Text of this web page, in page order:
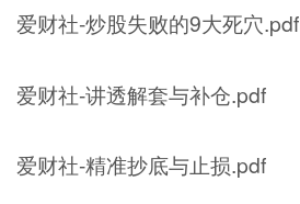
爱财社-炒股失败的9大死穴.pdf
爱财社-讲透解套与补仓.pdf
爱财社-精准抄底与止损.pdf